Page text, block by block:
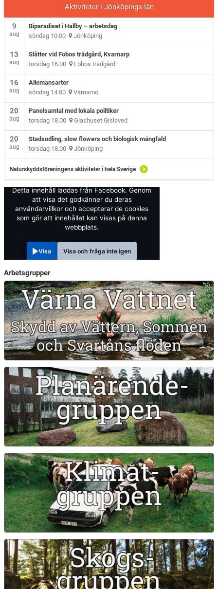
Aktiviteter i Jönköpings län
9
aug
Biparadiset i Hallby – arbetsdag
söndag 10.00 Jönköping
13
aug
Slåtter vid Fobos trädgård, Kvarnarp
torsdag 16.00 Fobos trädgård
16
aug
Allemansarter
söndag 14.00 Värnamo
20
aug
Panelsamtal med lokala politiker
torsdag 18.00 Glashuset Gislaved
20
aug
Stadsodling, slow flowers och biologisk mångfald
torsdag 18.00 Jönköping
Naturskyddsföreningens aktiviteter i hela Sverige
Detta innehåll laddas från Facebook. Genom
att visa det godkänner du deras
användarvillkor och accepterar de cookies
som gör att innehållet kan visas på denna
webbplats.
Visa Visa och fråga inte igen
Arbetsgrupper